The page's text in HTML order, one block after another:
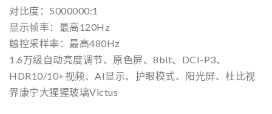
对比度：5000000:1
显示帧率：最高120Hz
触控采样率：最高480Hz
1.6万级自动亮度调节、原色屏、8bit、DCI-P3、
HDR10/10+视频、AI显示、护眼模式、阳光屏、杜比视
界康宁大猩猩玻璃Victus